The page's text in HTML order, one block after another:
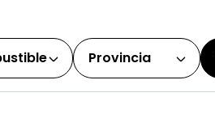
Provincia